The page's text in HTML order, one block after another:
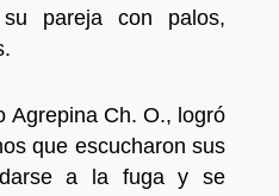
pareja con palos,
Agrepina Ch. O., logró
que escucharon sus
a la fuga y se